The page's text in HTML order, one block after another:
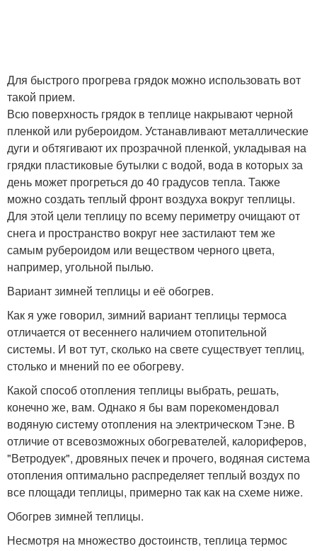
Для быстрого прогрева грядок можно использовать вот
такой прием.
Всю поверхность грядок в теплице накрывают черной
пленкой или рубероидом. Устанавливают металлические
дуги и обтягивают их прозрачной пленкой, укладывая на
грядки пластиковые бутылки с водой, вода в которых за
день может прогреться до 40 градусов тепла. Также
можно создать теплый фронт воздуха вокруг теплицы.
Для этой цели теплицу по всему периметру очищают от
снега и пространство вокруг нее застилают тем же
самым рубероидом или веществом черного цвета,
например, угольной пылью.
Вариант зимней теплицы и её обогрев.
Как я уже говорил, зимний вариант теплицы термоса
отличается от весеннего наличием отопительной
системы. И вот тут, сколько на свете существует теплиц,
столько и мнений по ее обогреву.
Какой способ отопления теплицы выбрать, решать,
конечно же, вам. Однако я бы вам порекомендовал
водяную систему отопления на электрическом Тэне. В
отличие от всевозможных обогревателей, калориферов,
"Ветродуек", дровяных печек и прочего, водяная система
отопления оптимально распределяет теплый воздух по
все площади теплицы, примерно так как на схеме ниже.
Обогрев зимней теплицы.
Несмотря на множество достоинств, теплица термос